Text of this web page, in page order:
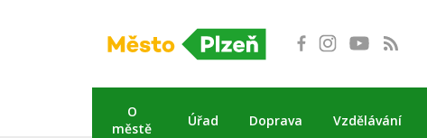
O
městě
Úřad Doprava Vzdělávání